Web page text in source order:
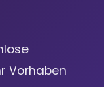
Vorhaben